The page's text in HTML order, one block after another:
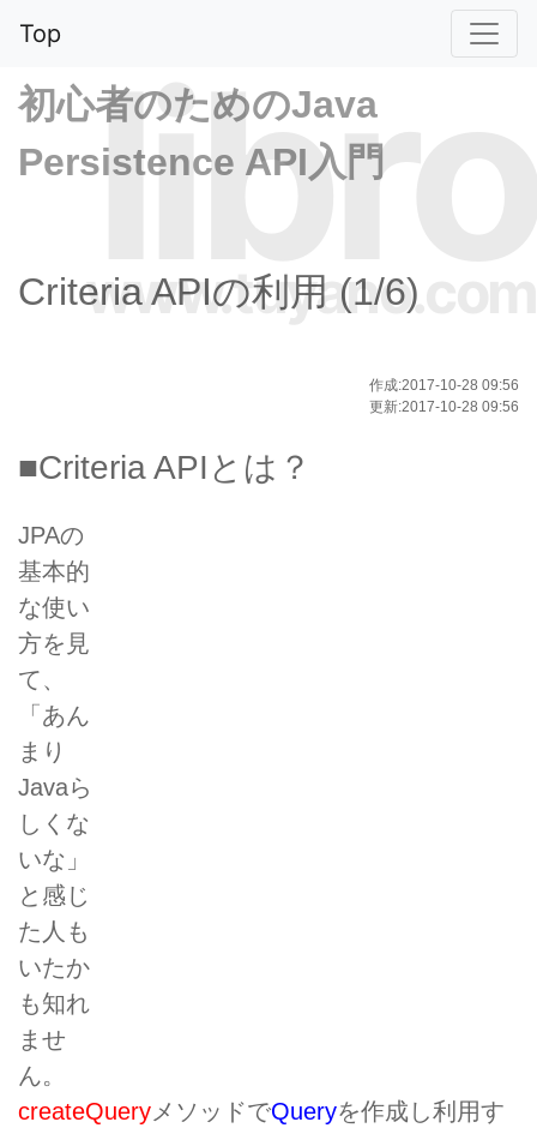
Top
libro
www.tuyano.com
初心者のためのJava
Persistence API入門
Criteria APIの利用 (1/6)
作成:2017-10-28 09:56
更新:2017-10-28 09:56
■Criteria APIとは？
JPAの
基本的
な使い
方を見
て、
「あん
まり
Javaら
しくな
いな」
と感じ
た人も
いたか
も知れ
ませ
ん。
createQuery メソッドでQueryを作成し利用す